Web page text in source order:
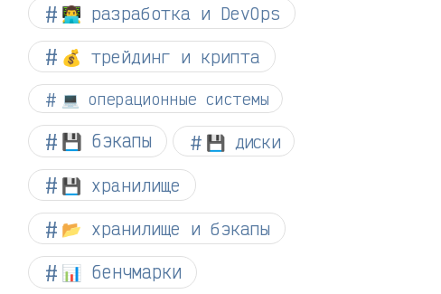
👨‍💻 разработка и DevOps
💰 трейдинг и крипта
💻 операционные системы
💾 бэкапы 💾 диски
💾 хранилище
📂 хранилище и бэкапы
📊 бенчмарки